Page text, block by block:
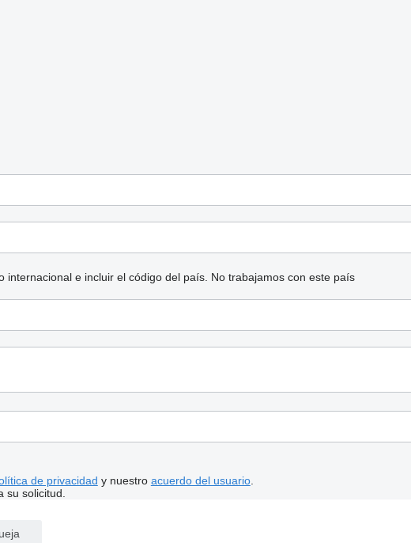
e incluir el código del país. No trabajamos con este país
de privacidad y nuestro acuerdo del usuario.
su solicitud.